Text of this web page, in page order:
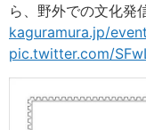
ら、野外での文化発
kaguramura.jp/
pic.twitter.com/